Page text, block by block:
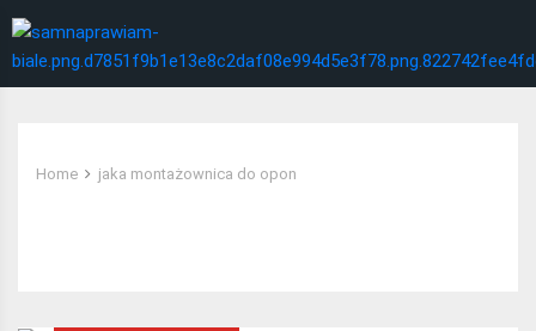
Home jaka montażownica do opon